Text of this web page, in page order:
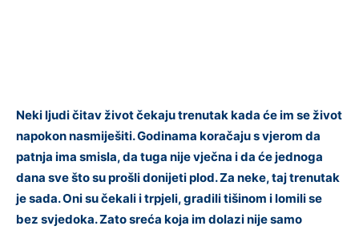
Neki ljudi čitav život čekaju trenutak kada će im se život
napokon nasmiješiti. Godinama koračaju s vjerom da
patnja ima smisla, da tuga nije vječna i da će jednoga
dana sve što su prošli donijeti plod. Za neke, taj trenutak
je sada. Oni su čekali i trpjeli, gradili tišinom i lomili se
bez svjedoka. Zato sreća koja im dolazi nije samo